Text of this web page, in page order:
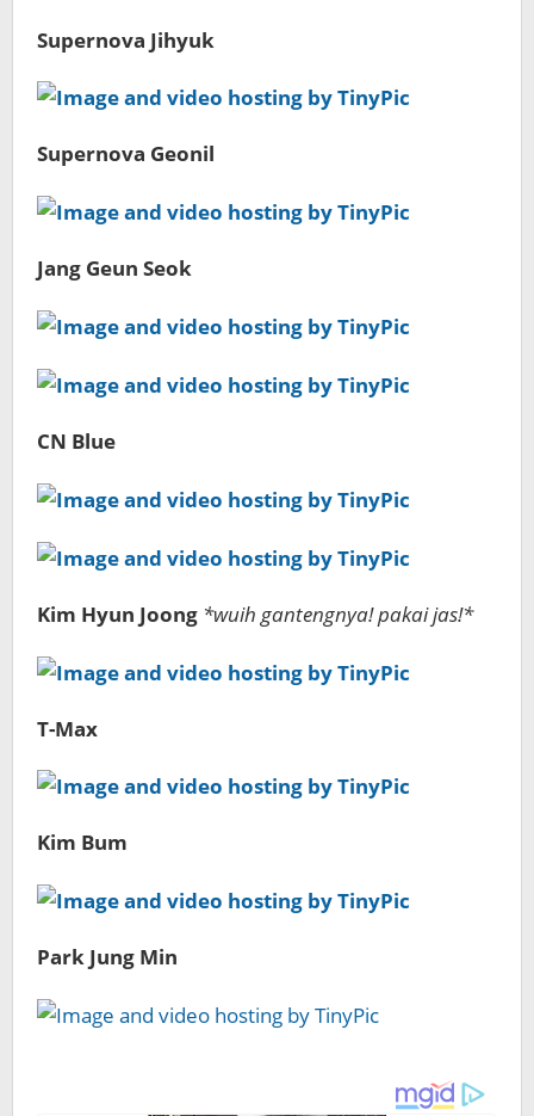
Supernova Jihyuk
Supernova Geonil
Jang Geun Seok
CN Blue
Kim Hyun Joong *wuih gantengnya! pakai jas!*
T-Max
Kim Bum
Park Jung Min